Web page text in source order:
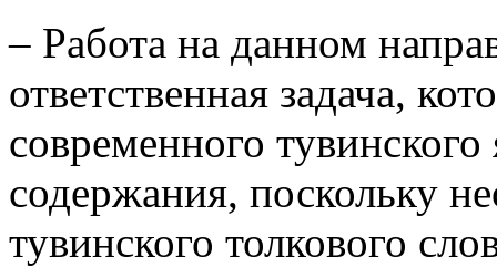
– Работа на данном
ответственная задача,
современного
содержания, поскольку
тувинского толкового